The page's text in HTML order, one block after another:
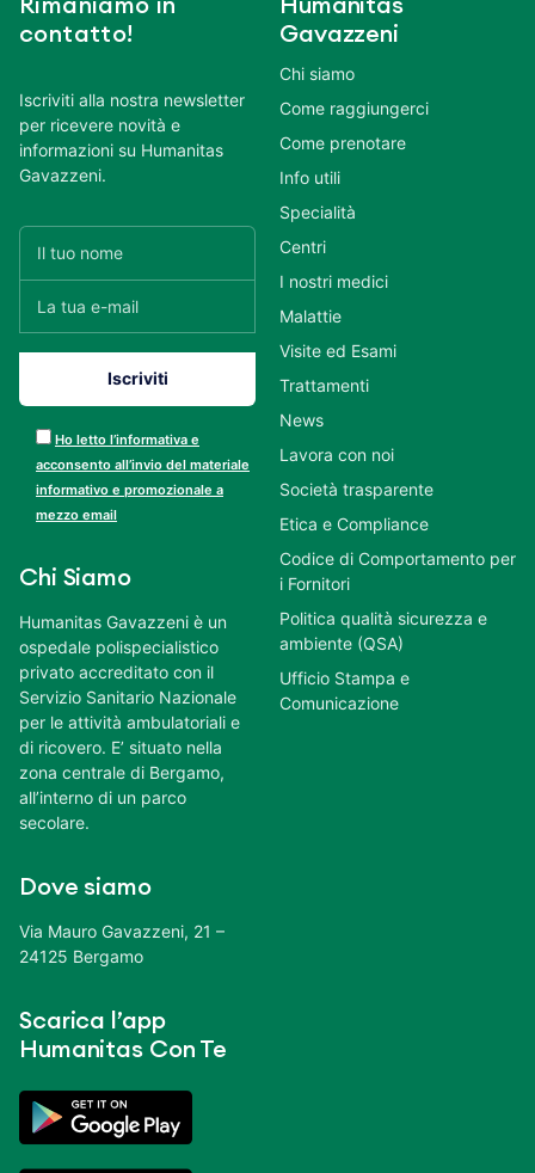
Rimaniamo in
contatto!
Iscriviti alla nostra newsletter
per ricevere novità e
informazioni su Humanitas
Gavazzeni.
Ho letto l’informativa e
acconsento all’invio del materiale
informativo e promozionale a
mezzo email
Chi Siamo
Humanitas Gavazzeni è un
ospedale polispecialistico
privato accreditato con il
Servizio Sanitario Nazionale
per le attività ambulatoriali e
di ricovero. E’ situato nella
zona centrale di Bergamo,
all’interno di un parco
secolare.
Dove siamo
Via Mauro Gavazzeni, 21 –
24125 Bergamo
Scarica l’app
Humanitas Con Te
Humanitas
Gavazzeni
Chi siamo
Come raggiungerci
Come prenotare
Info utili
Specialità
Centri
I nostri medici
Malattie
Visite ed Esami
Trattamenti
News
Lavora con noi
Società trasparente
Etica e Compliance
Codice di Comportamento per
i Fornitori
Politica qualità sicurezza e
ambiente (QSA)
Ufficio Stampa e
Comunicazione